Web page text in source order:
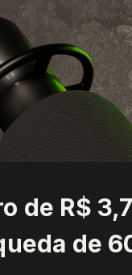
de R$
de